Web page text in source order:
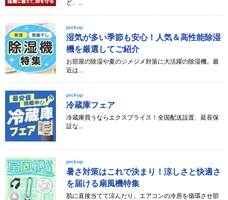
ど、...
pickup
湿気が多い季節も安心！人気＆高性能除湿
機を厳選してご紹介
お部屋の除湿や夏のジメジメ対策に大活躍の除湿機。最
近は...
pickup
冷蔵庫フェア
冷蔵庫買うならエクスプライス！全国配送設置、延長保
証な...
pickup
暑さ対策はこれで決まり！涼しさと快適さ
を届ける扇風機特集
肌に直接当てて涼んだり、エアコンの冷房を循環させ部